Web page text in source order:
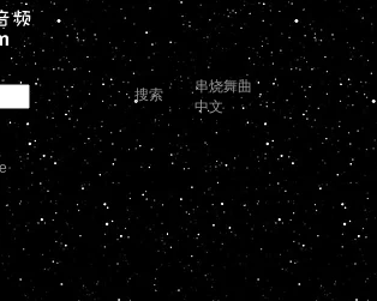
搜索
串烧舞曲
中文